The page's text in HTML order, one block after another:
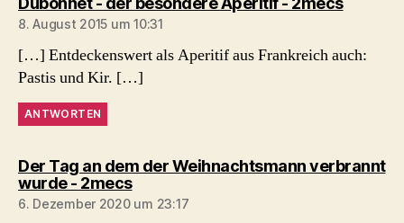
8. August 2015 um 10:31
[…] Entdeckenswert als Aperitif aus Frankreich auch:
Pastis und Kir. […]
ANTWORTEN
Der Tag an dem der Weihnachtsmann verbrannt
wurde - 2mecssagt:
6. Dezember 2020 um 23:17